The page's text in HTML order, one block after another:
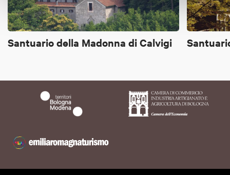
Santuario della Madonna di Calvigi